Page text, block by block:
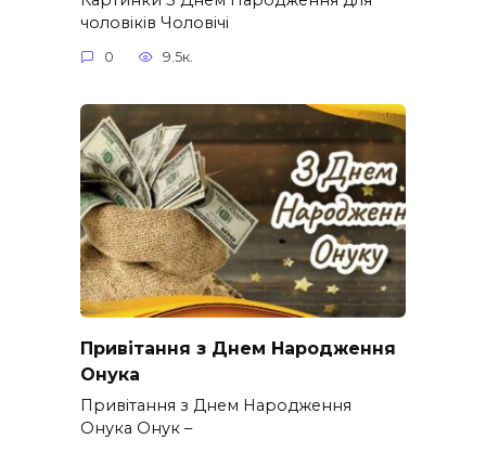
чоловіків​ Чоловічі
0 9.5к.
Привітання з Днем Народження
Онука
Привітання з Днем Народження
Онука Онук –